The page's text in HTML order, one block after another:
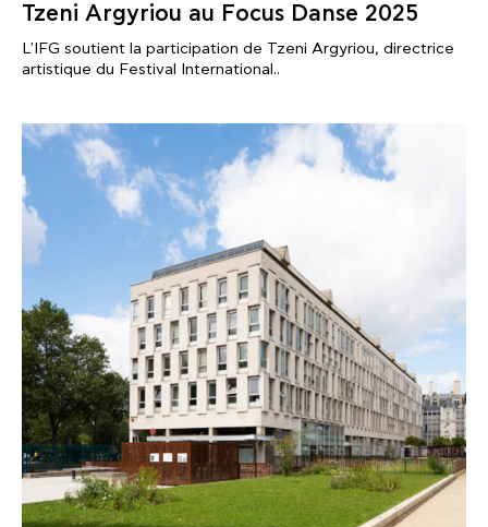
Tzeni Argyriou au Focus Danse 2025
L'IFG soutient la participation de Tzeni Argyriou, directrice
artistique du Festival International..